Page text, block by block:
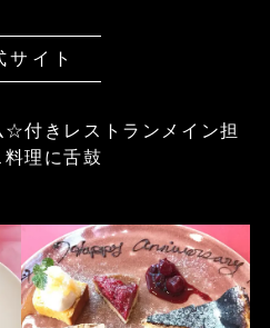
サイト
付きレストランメイン担
理に舌鼓